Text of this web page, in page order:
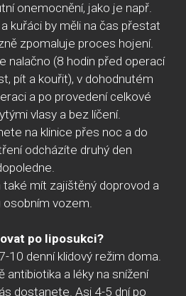
onemocnění, jako je např.
kuřáci by měli na čas přestat
zpomaluje proces hojení.
nalačno (8 hodin před operací
pít a kouřit), v dohodnutém
a po provedení celkové
vlasy a bez líčení.
na klinice přes noc a do
odcházíte druhý den
mít zajištěný doprovod a
osobním vozem.
po liposukci?
10 denní klidový režim doma.
antibiotika a léky na snížení
dostanete. Asi 4-5 dní po